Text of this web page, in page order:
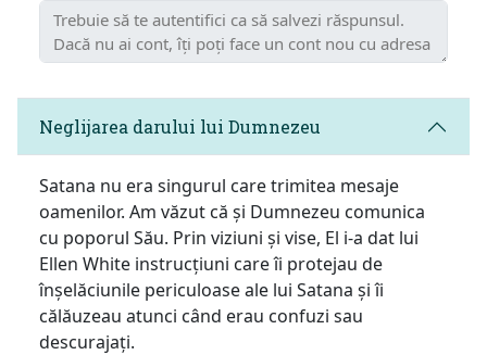
Neglijarea darului lui Dumnezeu
Satana nu era singurul care trimitea mesaje
oamenilor. Am văzut că și Dumnezeu comunica
cu poporul Său. Prin viziuni și vise, El i-a dat lui
Ellen White instrucțiuni care îi protejau de
înșelăciunile periculoase ale lui Satana și îi
călăuzeau atunci când erau confuzi sau
descurajați.